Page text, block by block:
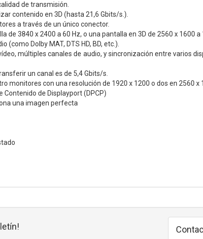
de transmisión.
contenido en 3D (hasta 21,6 Gbits/s.).
a través de un único conector.
de 3840 x 2400 a 60 Hz, o una pantalla en 3D de 2560 x 1600 a
(como Dolby MAT, DTS HD, BD, etc.).
múltiples canales de audio, y sincronización entre varios
un canal es de 5,4 Gbits/s.
monitores con una resolución de 1920 x 1200 o dos en 2560 x
de Displayport (DPCP)
una imagen perfecta